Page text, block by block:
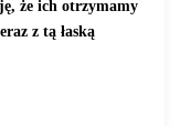
że ich otrzymamy
z tą łaską